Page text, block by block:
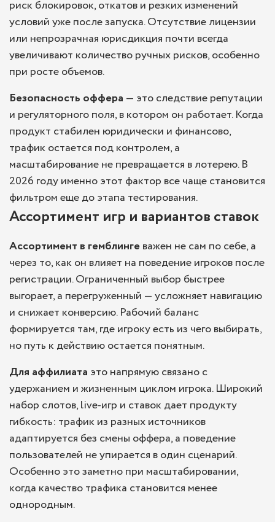
риск блокировок, откатов и резких изменений
условий уже после запуска. Отсутствие лицензии
или непрозрачная юрисдикция почти всегда
увеличивают количество ручных рисков, особенно
при росте объемов.
Безопасность оффера — это следствие репутации
и регуляторного поля, в котором он работает. Когда
продукт стабилен юридически и финансово,
трафик остается под контролем, а
масштабирование не превращается в лотерею. В
2026 году именно этот фактор все чаще становится
фильтром еще до этапа тестирования.
Ассортимент игр и вариантов ставок
Ассортимент в гемблингеважен не сам по себе, а
через то, как он влияет на поведение игроков после
регистрации. Ограниченный выбор быстрее
выгорает, а перегруженный — усложняет навигацию
и снижает конверсию. Рабочий баланс
формируется там, где игроку есть из чего выбирать,
но путь к действию остается понятным.
Для аффилиата это напрямую связано с
удержанием и жизненным циклом игрока. Широкий
набор слотов, live-игр и ставок дает продукту
гибкость: трафик из разных источников
адаптируется без смены оффера, а поведение
пользователей не упирается в один сценарий.
Особенно это заметно при масштабировании,
когда качество трафика становится менее
однородным.